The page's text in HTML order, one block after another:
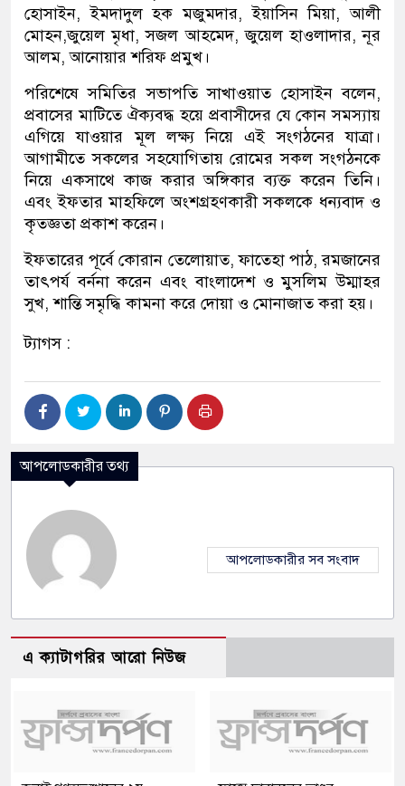
হোসাইন, ইমদাদুল হক মজুমদার, ইয়াসিন মিয়া, আলী
মোহন,জুয়েল মৃধা, সজল আহমেদ, জুয়েল হাওলাদার, নূর
আলম, আনোয়ার শরিফ প্রমুখ।
পরিশেষে সমিতির সভাপতি সাখাওয়াত হোসাইন বলেন,
প্রবাসের মাটিতে ঐক্যবদ্ধ হয়ে প্রবাসীদের যে কোন সমস্যায়
এগিয়ে যাওয়ার মূল লক্ষ্য নিয়ে এই সংগঠনের যাত্রা।
আগামীতে সকলের সহযোগিতায় রোমের সকল সংগঠনকে
নিয়ে একসাথে কাজ করার অঙ্গিকার ব্যক্ত করেন তিনি।
এবং ইফতার মাহফিলে অংশগ্রহণকারী সকলকে ধন্যবাদ ও
কৃতজ্ঞতা প্রকাশ করেন।
ইফতারের পূর্বে কোরান তেলোয়াত, ফাতেহা পাঠ, রমজানের
তাৎপর্য বর্ননা করেন এবং বাংলাদেশ ও মুসলিম উম্মাহর
সুখ, শান্তি সমৃদ্ধি কামনা করে দোয়া ও মোনাজাত করা হয়।
ট্যাগস :
আপলোডকারীর তথ্য
আপলোডকারীর সব সংবাদ
এ ক্যাটাগরির আরো নিউজ